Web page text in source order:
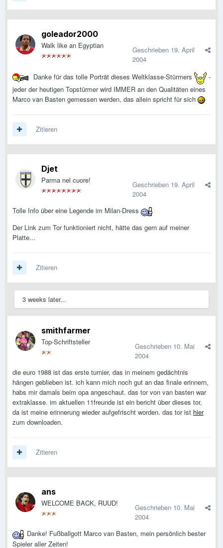
goleador2000
Walk like an Egyptian Geschrieben 19. April
2004
Danke für das tolle Porträt dieses Weltklasse-Stürmers
-
jeder der heutigen Topstürmer wird IMMER an den Qualitäten eines
Marco van Basten gemessen werden, das allein spricht für sich
Zitieren
Djet
Parma nel cuore! Geschrieben 19. April
2004
Tolle Info über eine Legende im Milan-Dress
Der Link zum Tor funktioniert nicht, hätte das gern auf meiner
Platte...
Zitieren
3 weeks later...
smithfarmer
Top-Schriftsteller Geschrieben 10. Mai
2004
die euro 1988 ist das erste turnier, das in meinem gedächtnis
hängen geblieben ist. ich kann mich noch gut an das finale erinnern,
habs mir damals beim opa angeschaut. das tor von van basten war
extraklasse. im aktuellen 11freunde ist ein bericht über dieses tor,
da ist meine erinnerung wieder aufgefrischt worden. das tor ist hier
zum downloaden.
Zitieren
ans
WELCOME BACK, RUUD! Geschrieben 10. Mai
2004
Danke! Fußballgott Marco van Basten, mein persönlich bester
Spieler aller Zeiten!